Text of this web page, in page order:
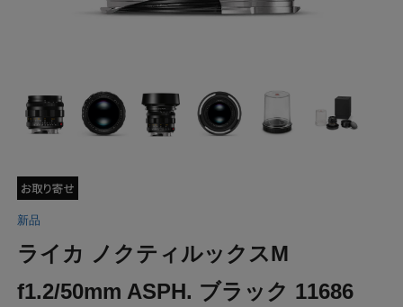
新品
ライカ ノクティルックスM
f1.2/50mm ASPH. ブラック 11686